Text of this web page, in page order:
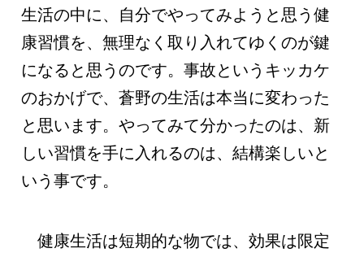
生活の中に、自分でやってみようと思う健
康習慣を、無理なく取り入れてゆくのが鍵
になると思うのです。事故というキッカケ
のおかげで、蒼野の生活は本当に変わった
と思います。やってみて分かったのは、新
しい習慣を手に入れるのは、結構楽しいと
いう事です。
健康生活は短期的な物では、効果は限定